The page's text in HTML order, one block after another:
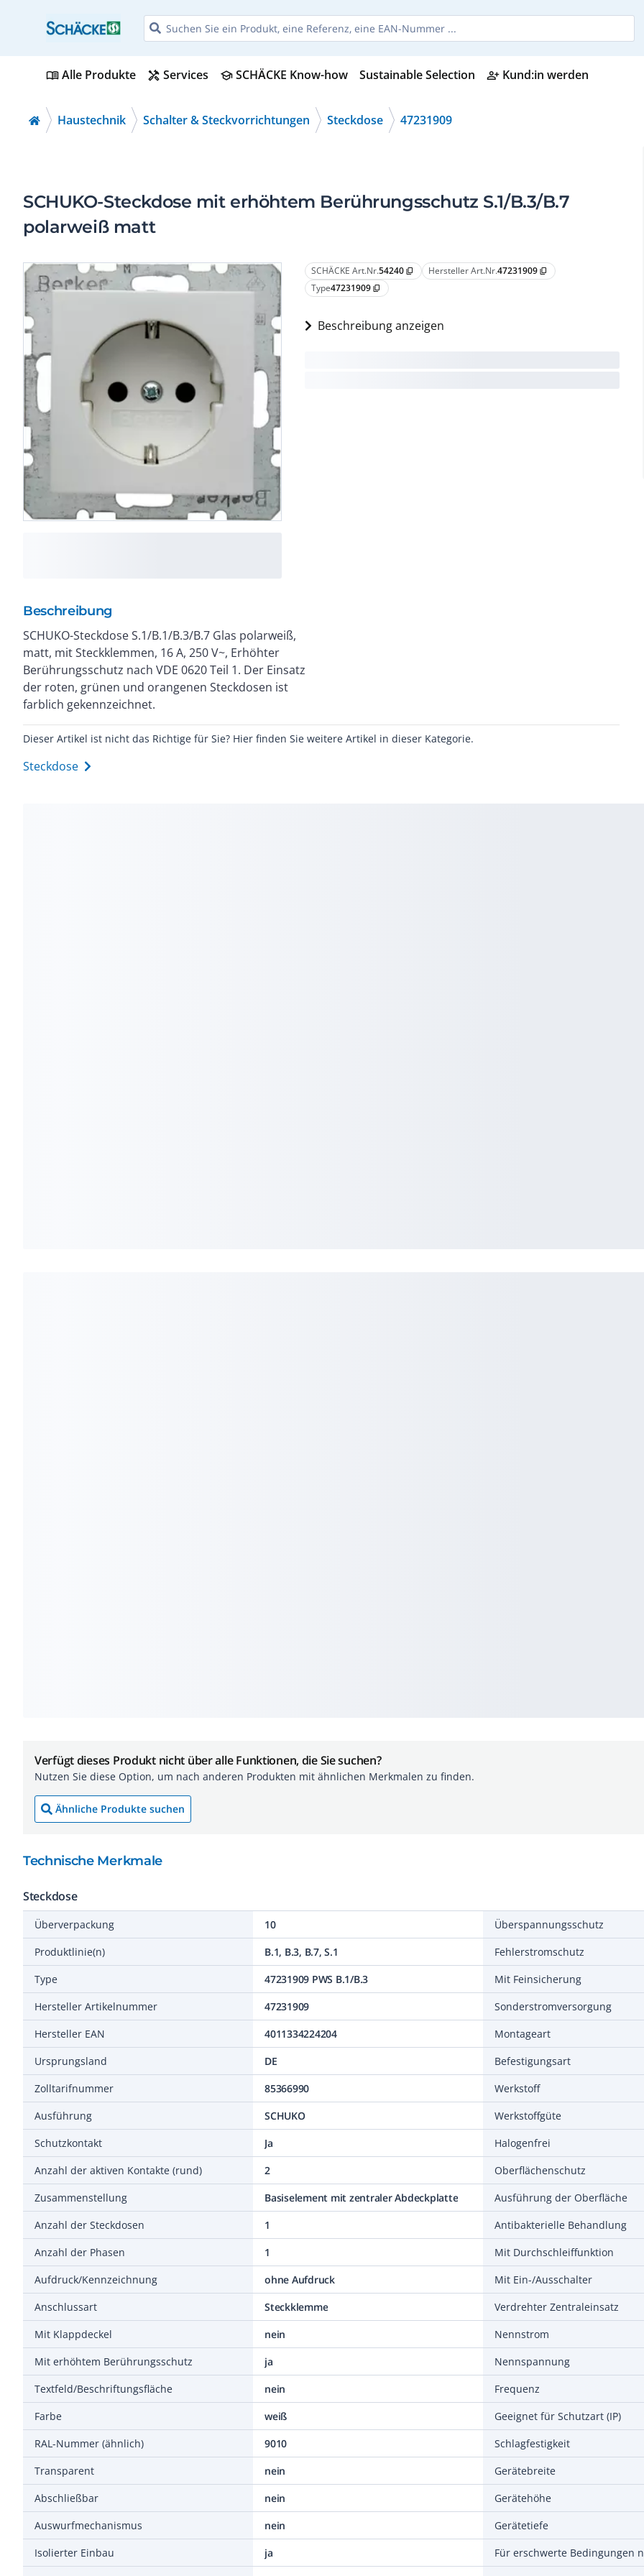
menu_bookAlle Produkte handyman Services schoolSCHÄCKE Know-how Sustainable Selection person_add_alt Kund:in werden
Haustechnik Schalter & Steckvorrichtungen Steckdose 47231909
SCHUKO-Steckdose mit erhöhtem Berührungsschutz S.1/B.3/B.7
polarweiß matt
SCHÄCKE Art.Nr.54240 content_copy Hersteller Art.Nr.47231909 content_copy
Type47231909 content_copy
Beschreibung anzeigen
Beschreibung
SCHUKO-Steckdose S.1/B.1/B.3/B.7 Glas polarweiß,
matt, mit Steckklemmen, 16 A, 250 V~, Erhöhter
Berührungsschutz nach VDE 0620 Teil 1. Der Einsatz
der roten, grünen und orangenen Steckdosen ist
farblich gekennzeichnet.
Dieser Artikel ist nicht das Richtige für Sie? Hier finden Sie weitere Artikel in dieser Kategorie.
Steckdose
Verfügt dieses Produkt nicht über alle Funktionen, die Sie suchen?
Nutzen Sie diese Option, um nach anderen Produkten mit ähnlichen Merkmalen zu finden.
Ähnliche Produkte suchen
Technische Merkmale
Steckdose
Überverpackung
10
Produktlinie(n)
B.1, B.3, B.7, S.1
Type
47231909 PWS B.1/B.3
Hersteller Artikelnummer
47231909
Hersteller EAN
4011334224204
Ursprungsland
DE
Zolltarifnummer
85366990
Ausführung
SCHUKO
Schutzkontakt
Ja
Anzahl der aktiven Kontakte (rund)
2
Zusammenstellung
Basiselement mit zentraler Abdeckplatte
Anzahl der Steckdosen
1
Anzahl der Phasen
1
Aufdruck/Kennzeichnung
ohne Aufdruck
Anschlussart
Steckklemme
Mit Klappdeckel
nein
Mit erhöhtem Berührungsschutz
ja
Textfeld/Beschriftungsfläche
nein
Farbe
weiß
RAL-Nummer (ähnlich)
9010
Transparent
nein
Abschließbar
nein
Auswurfmechanismus
nein
Isolierter Einbau
ja
Überspannungsschutz
Fehlerstromschutz
Mit Feinsicherung
Sonderstromversorgung
Montageart
Befestigungsart
Werkstoff
Werkstoffgüte
Halogenfrei
Oberflächenschutz
Ausführung der Oberfläche
Antibakterielle Behandlung
Mit Durchschleiffunktion
Mit Ein-/Ausschalter
Verdrehter Zentraleinsatz
Nennstrom
Nennspannung
Frequenz
Geeignet für Schutzart (IP)
Schlagfestigkeit
Gerätebreite
Gerätehöhe
Gerätetiefe
Für erschwerte Bedingungen